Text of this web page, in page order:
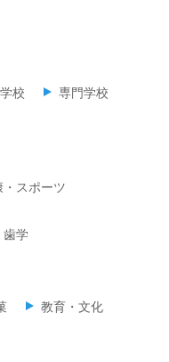
校
専門学校
スポーツ
歯学
教育・文化